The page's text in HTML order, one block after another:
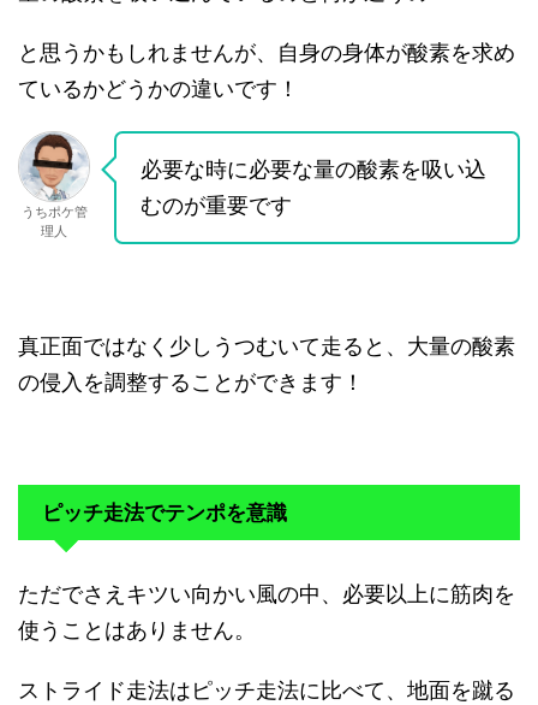
と思うかもしれませんが、自身の身体が酸素を求め
ているかどうかの違いです！
うちポケ管
理人
必要な時に必要な量の酸素を吸い込
むのが重要です
真正面ではなく少しうつむいて走ると、大量の酸素
の侵入を調整することができます！
ピッチ走法でテンポを意識
ただでさえキツい向かい風の中、必要以上に筋肉を
使うことはありません。
ストライド走法はピッチ走法に比べて、地面を蹴る